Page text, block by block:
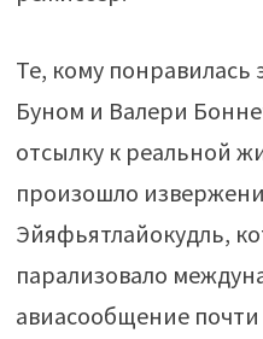
Те, кому понравилась
Буном и Валери
отсылку к реальной
произошло
Эйяфьятлайокудль,
парализовало
авиасообщение почти